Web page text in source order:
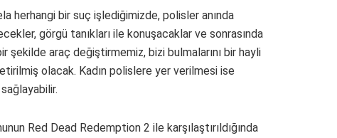
herhangi bir suç işlediğimizde, polisler anında
görgü tanıkları ile konuşacaklar ve sonrasında
araç değiştirmemiz, bizi bulmalarını bir hayli
olacak. Kadın polislere yer verilmesi ise
Red Dead Redemption 2 ile karşılaştırıldığında